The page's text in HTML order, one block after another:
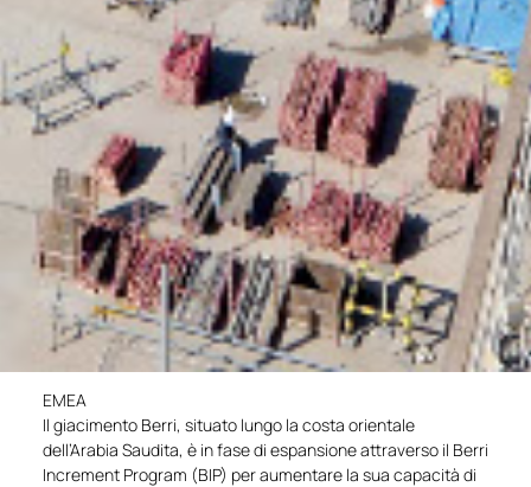
EMEA
Il giacimento Berri, situato lungo la costa orientale
dell’Arabia Saudita, è in fase di espansione attraverso il Berri
Increment Program (BIP) per aumentare la sua capacità di